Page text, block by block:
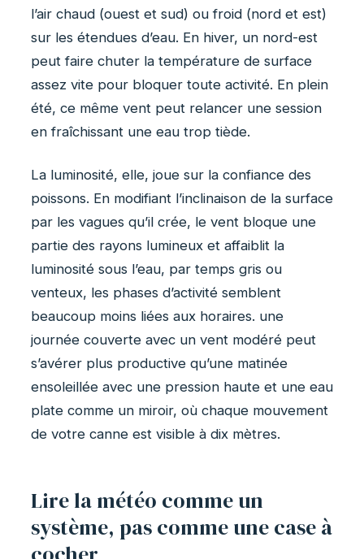
l’air chaud (ouest et sud) ou froid (nord et est)
sur les étendues d’eau. En hiver, un nord-est
peut faire chuter la température de surface
assez vite pour bloquer toute activité. En plein
été, ce même vent peut relancer une session
en fraîchissant une eau trop tiède.
La luminosité, elle, joue sur la confiance des
poissons. En modifiant l’inclinaison de la surface
par les vagues qu’il crée, le vent bloque une
partie des rayons lumineux et affaiblit la
luminosité sous l’eau, par temps gris ou
venteux, les phases d’activité semblent
beaucoup moins liées aux horaires. une
journée couverte avec un vent modéré peut
s’avérer plus productive qu’une matinée
ensoleillée avec une pression haute et une eau
plate comme un miroir, où chaque mouvement
de votre canne est visible à dix mètres.
Lire la météo comme un
système, pas comme une case à